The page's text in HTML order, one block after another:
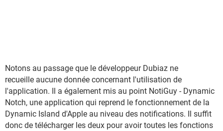
Notons au passage que le développeur Dubiaz ne
recueille aucune donnée concernant l'utilisation de
l'application. Il a également mis au point NotiGuy - Dynamic
Notch, une application qui reprend le fonctionnement de la
Dynamic Island d'Apple au niveau des notifications. Il suffit
donc de télécharger les deux pour avoir toutes les fonctions